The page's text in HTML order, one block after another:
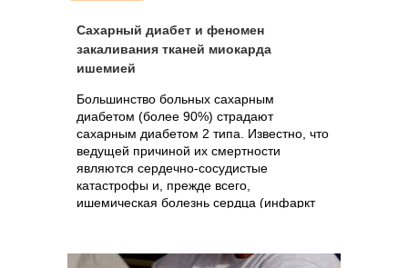
Сахарный диабет и феномен
закаливания тканей миокарда
ишемией
Большинство больных сахарным
диабетом (более 90%) страдают
сахарным диабетом 2 типа. Известно, что
ведущей причиной их смертности
являются сердечно-сосудистые
катастрофы и, прежде всего,
ишемическая болезнь сердца (инфаркт